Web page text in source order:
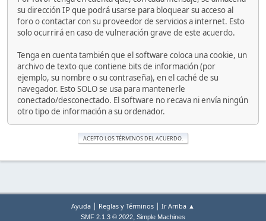
su dirección IP que podrá usarse para bloquear su acceso al
foro o contactar con su proveedor de servicios a internet. Esto
solo ocurrirá en caso de vulneración grave de este acuerdo.
Tenga en cuenta también que el software coloca una cookie, un
archivo de texto que contiene bits de información (por
ejemplo, su nombre o su contraseña), en el caché de su
navegador. Esto SOLO se usa para mantenerle
conectado/desconectado. El software no recava ni envía ningún
otro tipo de información a su ordenador.
Ayuda | Reglas y Términos | Ir Arriba ▲
SMF 2.1.3 © 2022, Simple Machines